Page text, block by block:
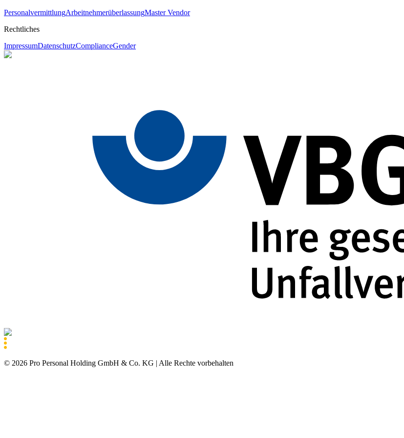
PersonalvermittlungArbeitnehmerüberlassungMaster Vendor
Rechtliches
ImpressumDatenschutzComplianceGender
© 2026 Pro Personal Holding GmbH & Co. KG | Alle Rechte vorbehalten